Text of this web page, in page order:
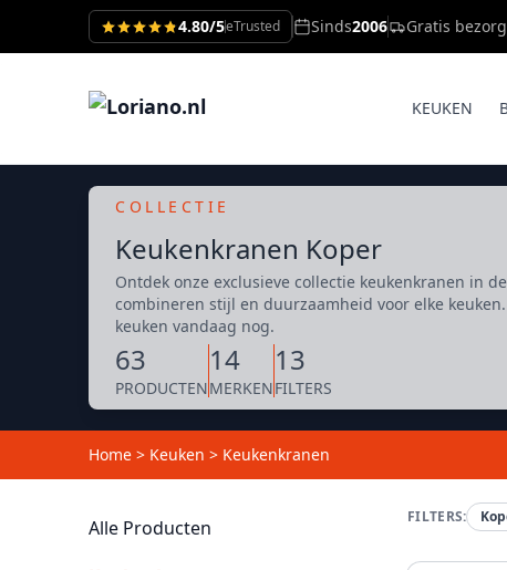
4.80/5eTrusted Sinds2006 Gratis
KEUKEN
COLLECTIE
Keukenkranen Koper
Ontdek onze exclusieve collectie keukenkranen in
combineren stijl en duurzaamheid voor elke
keuken vandaag nog.
63
PRODUCTEN
14
MERKEN
13
FILTERS
Home > Keuken > Keukenkranen
Alle Producten
FILTERS: